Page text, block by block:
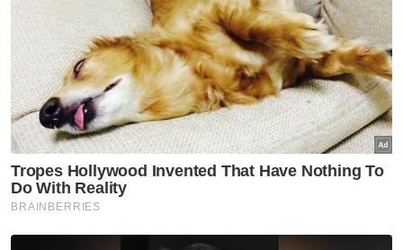
Muat turun aplikasi Sinar Harian.Klik di sini!
Integriti Di Malaysia
Cabaran Dan Saranan